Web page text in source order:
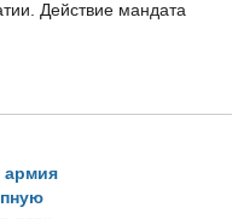
Действие мандата